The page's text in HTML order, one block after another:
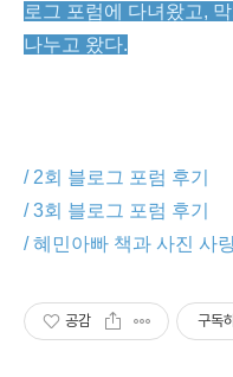
로그 포럼에 다녀왔고,
나누고 왔다.
/ 2회 블로그 포럼 후기
/ 3회 블로그 포럼 후기
/ 혜민아빠 책과 사진 사
공감 구독